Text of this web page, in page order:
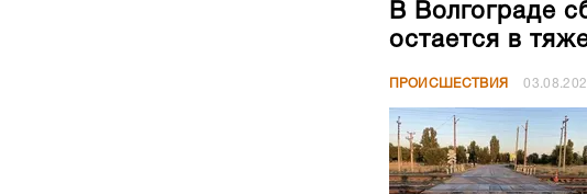
В Волгограде
остается в
ПРОИСШЕСТВИЯ